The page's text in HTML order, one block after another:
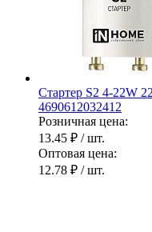
Стартер S2 4-22W
4690612032412
Розничная цена:
13.45 ₽ / шт.
Оптовая цена:
12.78 ₽ / шт.